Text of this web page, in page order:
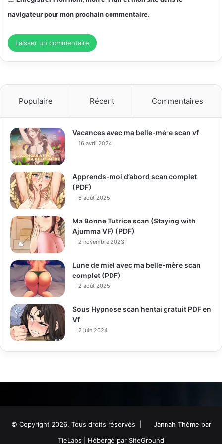
navigateur pour mon prochain commentaire.
Populaire Récent Commentaires
Vacances avec ma belle-mère scan vf
16 avril 2024
Apprends-moi d’abord scan complet
(PDF)
6 août 2025
Ma Bonne Tutrice scan (Staying with
Ajumma VF) (PDF)
2 novembre 2023
Lune de miel avec ma belle-mère scan
complet (PDF)
2 août 2025
Sous Hypnose scan hentai gratuit PDF en
Vf
2 juin 2024
© Copyright 2026, Tous droits réservés |
Jannah Thème par
TieLabs | Hébergé par SiteGround